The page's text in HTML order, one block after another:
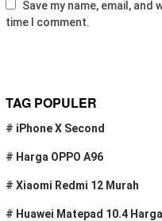
Save my name, email,
time I comment.
TAG POPULER
# iPhone X Second
# Harga OPPO A96
# Xiaomi Redmi 12 Murah
# Huawei Matepad 10.4 Harga